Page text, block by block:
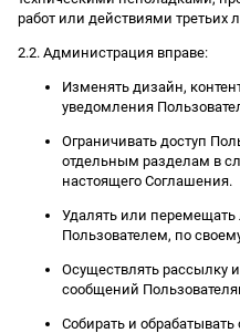
работ или действиями третьих
2.2. Администрация вправе:
Изменять дизайн,
уведомления
Ограничивать доступ
отдельным разделам в
настоящего Соглашения.
Удалять или
Пользователем, по
Осуществлять рассылку
сообщений
Собирать и